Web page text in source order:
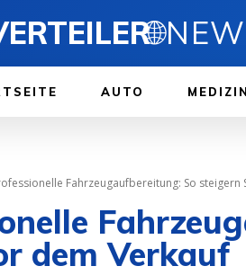
AUTO MEDIZIN
Fahrzeugaufbereitung: So
dem Verkauf